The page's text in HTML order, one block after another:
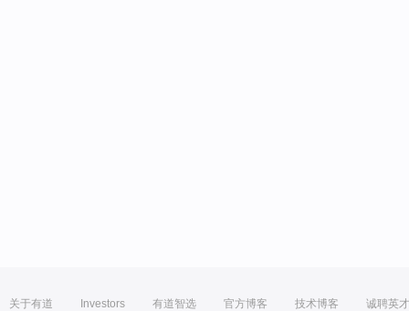
关于有道 Investors 有道智选 官方博客 技术博客 诚聘英才